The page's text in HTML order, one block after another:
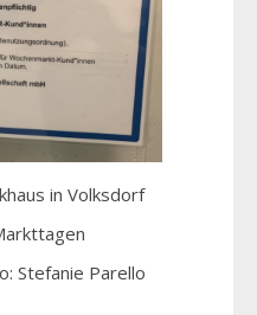
in Volksdorf
Stefanie Parello